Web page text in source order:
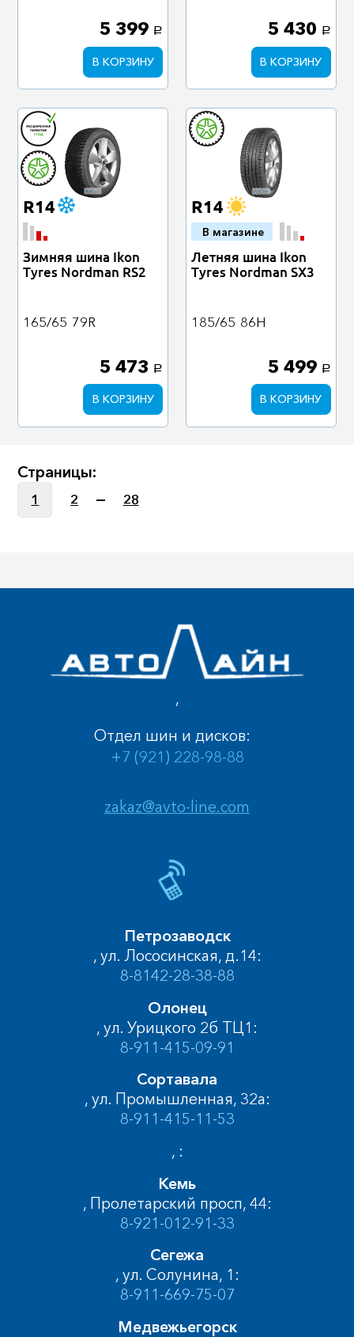
5 399 a
В КОРЗИНУ
5 430 a
В КОРЗИНУ
R14
Зимняя шина Ikon
Tyres Nordman RS2
165/65 79R
5 473 a
В КОРЗИНУ
R14
В магазине
Летняя шина Ikon
Tyres Nordman SX3
185/65 86H
5 499 a
В КОРЗИНУ
Страницы:
1 2 28
,
zakaz@avto-line.com
Отдел шин и дисков:
+7 (921) 228-98-88
Петрозаводск
, ул. Лососинская, д.14:
8-8142-28-38-88
Олонец
, ул. Урицкого 2б ТЦ1:
8-911-415-09-91
Сортавала
, ул. Промышленная, 32а:
8-911-415-11-53
, :
Кемь
, Пролетарский просп, 44:
8-921-012-91-33
Сегежа
, ул. Солунина, 1:
8-911-669-75-07
Медвежьегорск